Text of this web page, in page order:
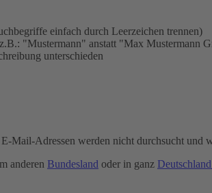
einfach durch Leerzeichen trennen)
"Mustermann" anstatt "Max Mustermann
unterschieden
Mail-Adressen werden nicht durchsucht und
anderen Bundesland oder in ganz